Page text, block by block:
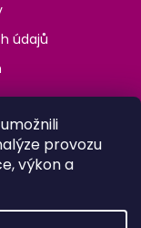
provozu
výkon a
údajů